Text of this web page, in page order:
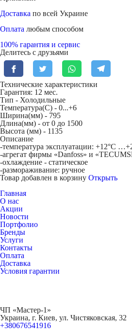
Доставка по всей Украине
Оплата любым способом
100% гарантия и сервис
Делитесь с друзьями
Технические характеристики
Гарантия: 12 мес.
Тип - Холодильные
Температура(С) - 0...+6
Ширина(мм) - 795
Длина(мм) - от 0 до 1500
Высота (мм) - 1135
Описание
-температура эксплуатации: +12°С
-агрегат фирмы «Danfoss» и
-охлаждение - статическое
-размораживание: ручное
Товар добавлен в корзину Открыть
Главная
О нас
Акции
Новости
Портфолио
Бренды
Услуги
Контакты
Оплата
Доставка
Условия гарантии
ЧП «Мастер-1»
Украина, г. Киев, ул. Чистяковская, 32
+380676541916